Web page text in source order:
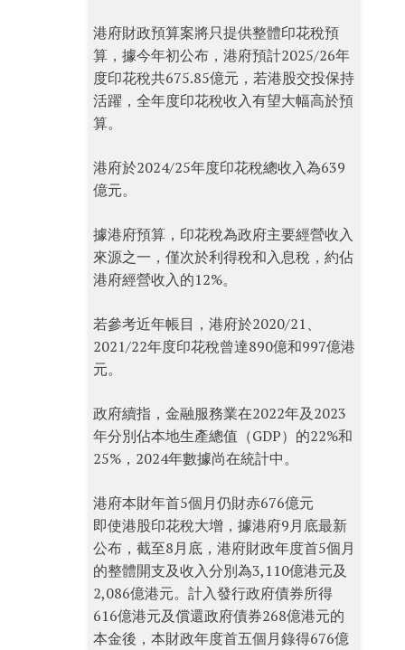
港府財政預算案將只提供整體印花稅預
算，據今年初公布，港府預計2025/26年
度印花稅共675.85億元，若港股交投保持
活躍，全年度印花稅收入有望大幅高於預
算。
港府於2024/25年度印花稅總收入為639
億元。
據港府預算，印花稅為政府主要經營收入
來源之一，僅次於利得稅和入息稅，約佔
港府經營收入的12%。
若參考近年帳目，港府於2020/21、
2021/22年度印花稅曾達890億和997億港
元。
政府續指，金融服務業在2022年及2023
年分別佔本地生產總值（GDP）的22%和
25%，2024年數據尚在統計中。
港府本財年首5個月仍財赤676億元
即使港股印花稅大增，據港府9月底最新
公布，截至8月底，港府財政年度首5個月
的整體開支及收入分別為3,110億港元及
2,086億港元。計入發行政府債券所得
616億港元及償還政府債券268億港元的
本金後，本財政年度首五個月錄得676億